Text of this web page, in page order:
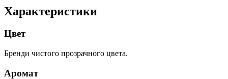
Характеристики
Цвет
Бренди чистого прозрачного цвета.
Аромат